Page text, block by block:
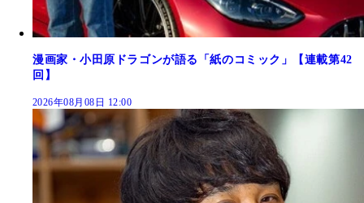
漫画家・小田原ドラゴンが語る「紙のコミック」【連載第42
回】
2026年08月08日 12:00